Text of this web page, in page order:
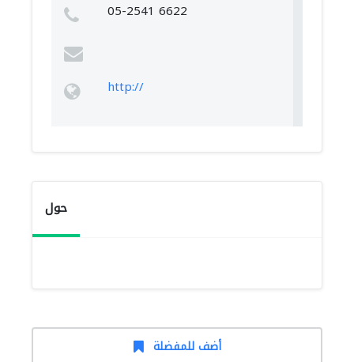
05-2541 6622
http://
حول
أضف للمفضلة